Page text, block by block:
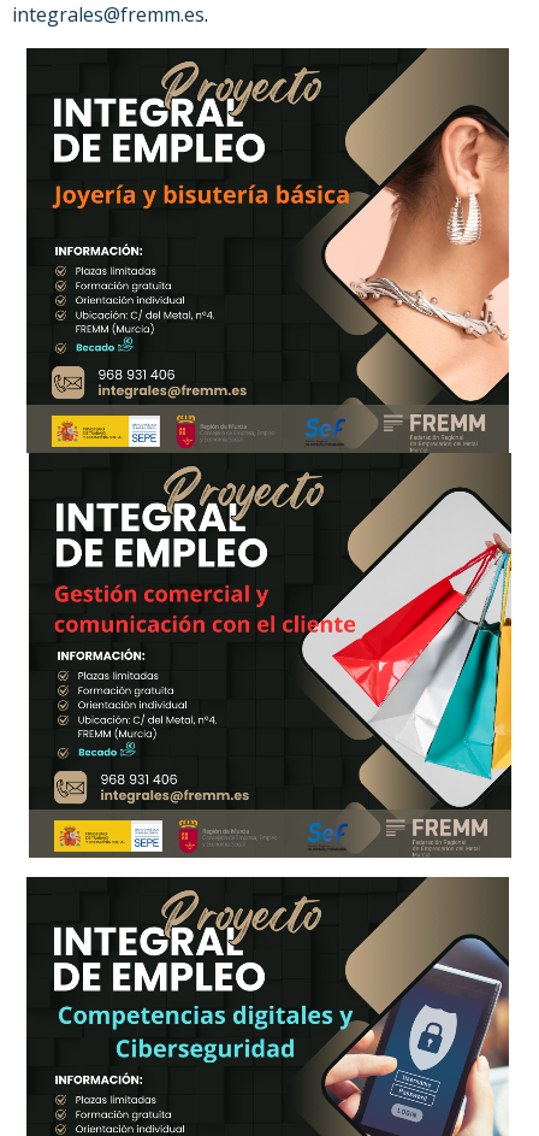
integrales@fremm.es.